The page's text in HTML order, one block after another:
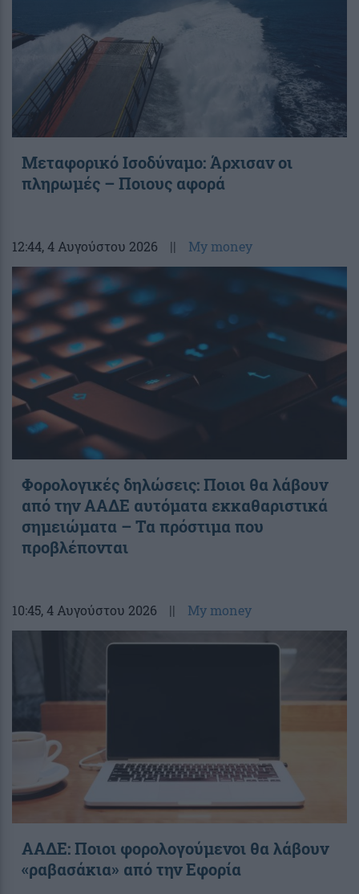
Μεταφορικό Ισοδύναμο: Άρχισαν οι
πληρωμές – Ποιους αφορά
12:44, 4 Αυγούστου 2026 || My money
Φορολογικές δηλώσεις: Ποιοι θα λάβουν
από την ΑΑΔΕ αυτόματα εκκαθαριστικά
σημειώματα – Τα πρόστιμα που
προβλέπονται
10:45, 4 Αυγούστου 2026 || My money
ΑΑΔΕ: Ποιοι φορολογούμενοι θα λάβουν
«ραβασάκια» από την Εφορία